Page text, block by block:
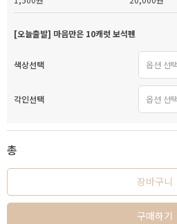
[오늘출발] 마음만은 10캐럿 보석펜
색상선택
각인선택
총
장바구니
구매하기